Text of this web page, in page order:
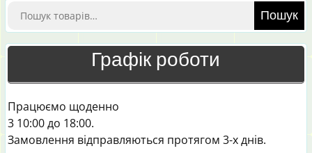
Шукати: Пошук
Графік роботи
Працюємо щоденно
3 10:00 до 18:00.
Замовлення відправляються протягом 3-х днів.